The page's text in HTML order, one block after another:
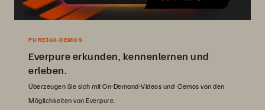
PURE360-DEMOS
Everpure erkunden, kennenlernen und
erleben.
Überzeugen Sie sich mit On-Demand-Videos und -Demos von den
Möglichkeiten von Everpure.